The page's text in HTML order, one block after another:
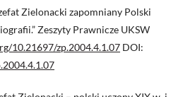
Zielonacki zapomniany Polski
Zeszyty Prawnicze UKSW
10.21697/zp.2004.4.1.07 DOI: